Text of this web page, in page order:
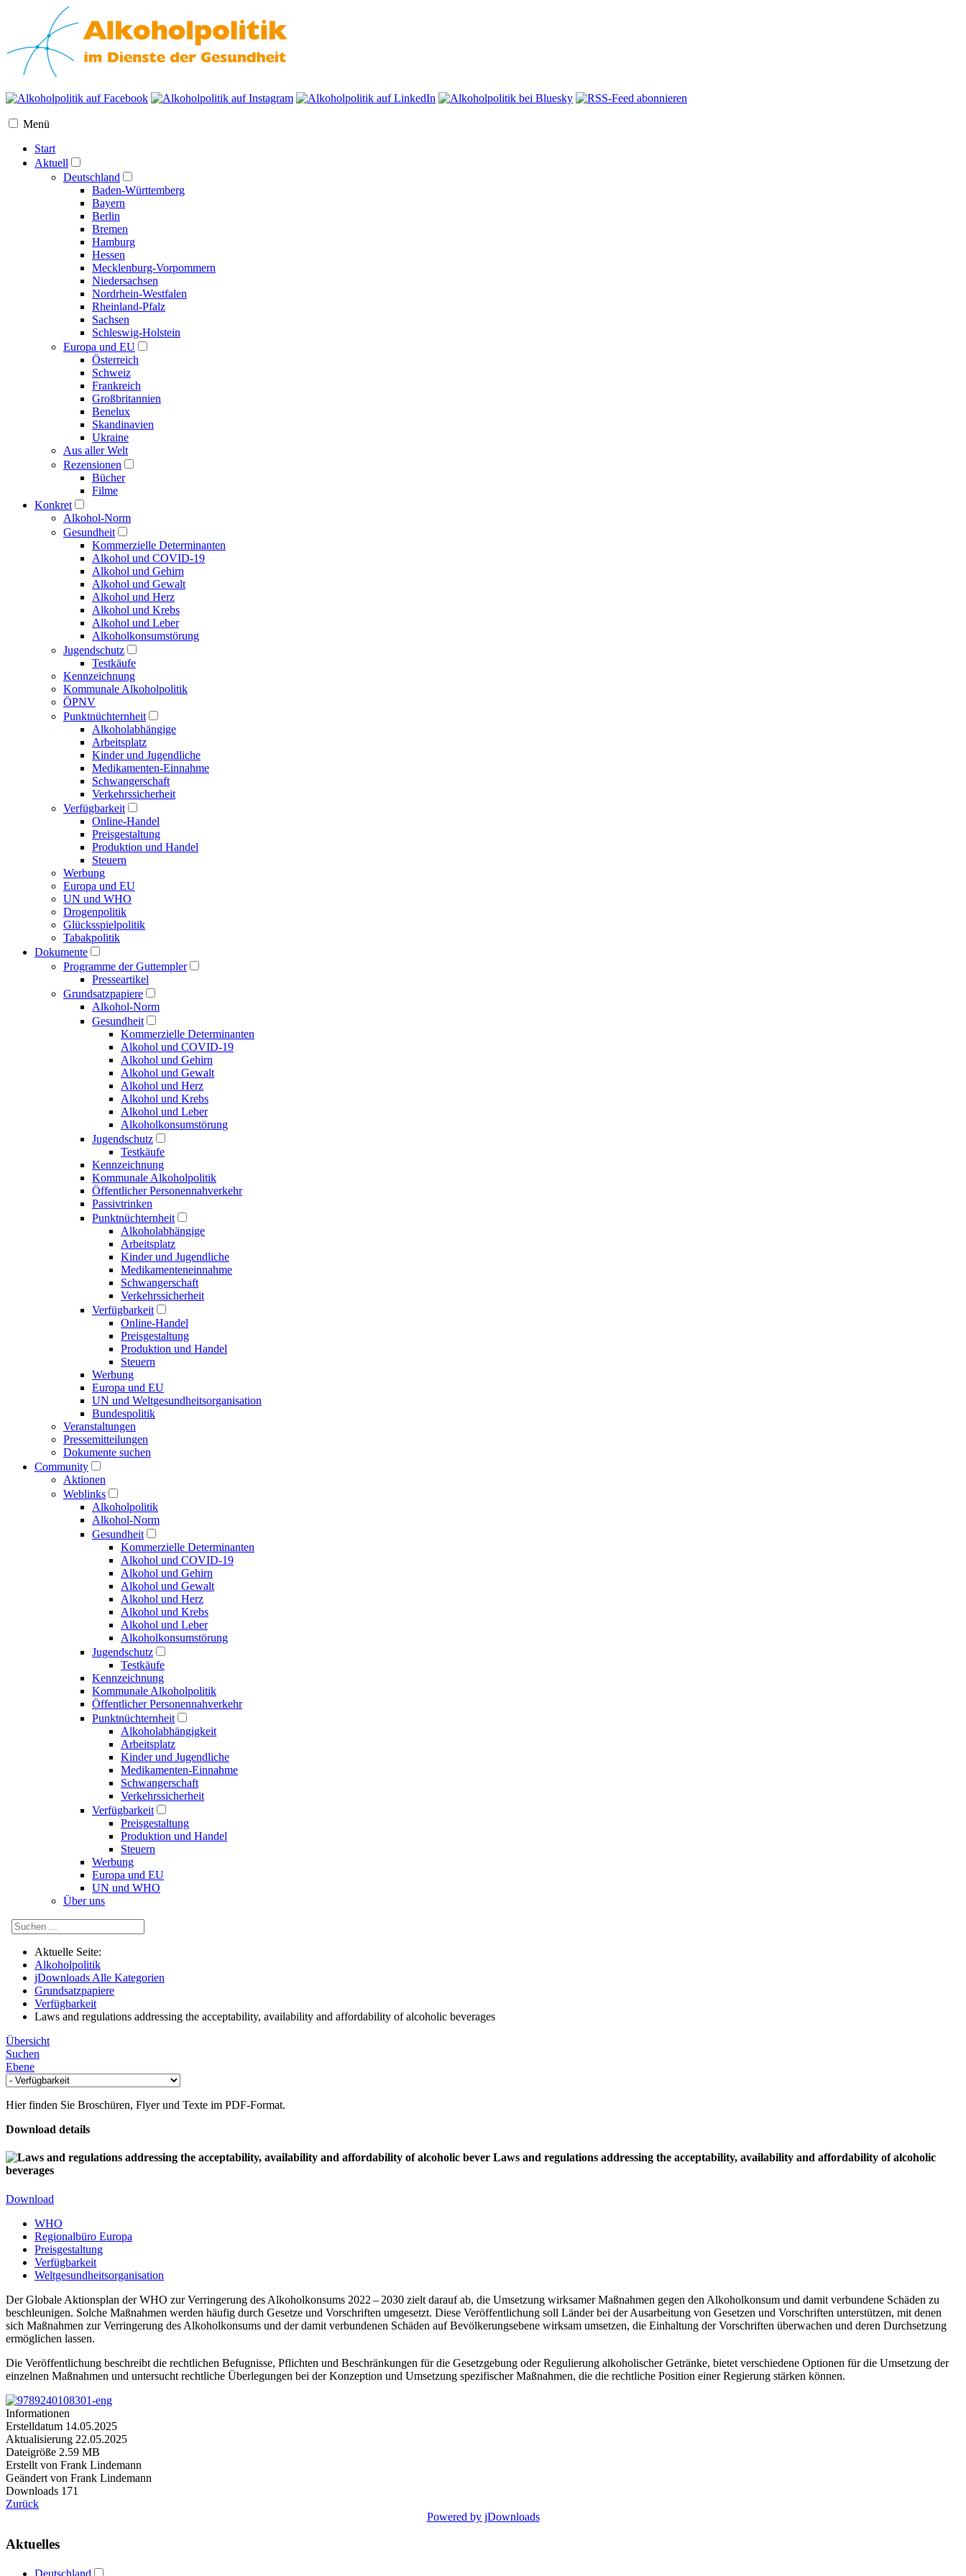
Menü
Start
Aktuell
Deutschland
Baden-Württemberg
Bayern
Berlin
Bremen
Hamburg
Hessen
Mecklenburg-Vorpommern
Niedersachsen
Nordrhein-Westfalen
Rheinland-Pfalz
Sachsen
Schleswig-Holstein
Europa und EU
Österreich
Schweiz
Frankreich
Großbritannien
Benelux
Skandinavien
Ukraine
Aus aller Welt
Rezensionen
Bücher
Filme
Konkret
Alkohol-Norm
Gesundheit
Kommerzielle Determinanten
Alkohol und COVID-19
Alkohol und Gehirn
Alkohol und Gewalt
Alkohol und Herz
Alkohol und Krebs
Alkohol und Leber
Alkoholkonsumstörung
Jugendschutz
Testkäufe
Kennzeichnung
Kommunale Alkoholpolitik
ÖPNV
Punktnüchternheit
Alkoholabhängige
Arbeitsplatz
Kinder und Jugendliche
Medikamenten-Einnahme
Schwangerschaft
Verkehrssicherheit
Verfügbarkeit
Online-Handel
Preisgestaltung
Produktion und Handel
Steuern
Werbung
Europa und EU
UN und WHO
Drogenpolitik
Glücksspielpolitik
Tabakpolitik
Dokumente
Programme der Guttempler
Presse­artikel
Grundsatzpapiere
Alkohol-Norm
Gesundheit
Kommerzielle Determinanten
Alkohol und COVID-19
Alkohol und Gehirn
Alkohol und Gewalt
Alkohol und Herz
Alkohol und Krebs
Alkohol und Leber
Alkoholkonsumstörung
Jugendschutz
Testkäufe
Kennzeichnung
Kommunale Alkoholpolitik
Öffentlicher Personen­nahverkehr
Passivtrinken
Punkt­nüchternheit
Alkohol­abhängige
Arbeitsplatz
Kinder und Jugendliche
Medikamenten­einnahme
Schwangerschaft
Verkehrs­sicherheit
Verfügbarkeit
Online-Handel
Preisgestaltung
Produktion und Handel
Steuern
Werbung
Europa und EU
UN und Welt­gesundheits­organisation
Bundespolitik
Veranstaltungen
Presse­mitteilungen
Dokumente suchen
Community
Aktionen
Weblinks
Alkoholpolitik
Alkohol-Norm
Gesundheit
Kommerzielle Determinanten
Alkohol und COVID-19
Alkohol und Gehirn
Alkohol und Gewalt
Alkohol und Herz
Alkohol und Krebs
Alkohol und Leber
Alkoholkonsumstörung
Jugendschutz
Testkäufe
Kennzeichnung
Kommunale Alkoholpolitik
Öffentlicher Personennahverkehr
Punktnüchternheit
Alkoholabhängigkeit
Arbeitsplatz
Kinder und Jugendliche
Medikamenten-Einnahme
Schwangerschaft
Verkehrssicherheit
Verfügbarkeit
Preisgestaltung
Produktion und Handel
Steuern
Werbung
Europa und EU
UN und WHO
Über uns
Aktuelle Seite:
Alkoholpolitik
jDownloads Alle Kategorien
Grundsatzpapiere
Verfügbarkeit
Laws and regulations addressing the acceptability, availability and affordability of alcoholic beverages
Übersicht
Suchen
Ebene
Hier finden Sie Broschüren, Flyer und Texte im PDF-Format.
Download details
Laws and regulations addressing the acceptability, availability and affordability of alcoholic
beverages
Download
WHO
Regionalbüro Europa
Preisgestaltung
Verfügbarkeit
Weltgesundheitsorganisation
Der Globale Aktionsplan der WHO zur Verringerung des Alkoholkonsums 2022 –⁠ 2030 zielt darauf ab, die Umsetzung wirksamer Maßnahmen gegen den Alkoholkonsum und damit verbundene Schäden zu
beschleunigen. Solche Maßnahmen werden häufig durch Gesetze und Vorschriften umgesetzt. Diese Veröffentlichung soll Länder bei der Ausarbeitung von Gesetzen und Vorschriften unterstützen, mit denen
sich Maßnahmen zur Verringerung des Alkoholkonsums und der damit verbundenen Schäden auf Bevölkerungsebene wirksam umsetzen, die Einhaltung der Vorschriften überwachen und deren Durchsetzung
ermöglichen lassen.
Die Veröffentlichung beschreibt die rechtlichen Befugnisse, Pflichten und Beschränkungen für die Gesetzgebung oder Regulierung alkoholischer Getränke, bietet verschiedene Optionen für die Umsetzung der
einzelnen Maßnahmen und untersucht rechtliche Überlegungen bei der Konzeption und Umsetzung spezifischer Maßnahmen, die die rechtliche Position einer Regierung stärken können.
Informationen
Erstelldatum 14.05.2025
Aktualisierung 22.05.2025
Dateigröße 2.59 MB
Erstellt von Frank Lindemann
Geändert von Frank Lindemann
Downloads 171
Zurück
Powered by jDownloads
Aktuelles
Deutschland